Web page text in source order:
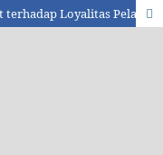
Pengaruh Kualitas Pelayanan Internet terhadap Loyalitas Pelanggan (Studi Kasus pada PT Icon Plus Kabupaten Lebak Provinsi Banten)